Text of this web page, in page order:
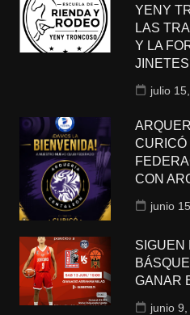
YENY
LAS
Y LA
JINETES
julio
CURICÓ
CON
junio
SIGUEN
GANAR
junio